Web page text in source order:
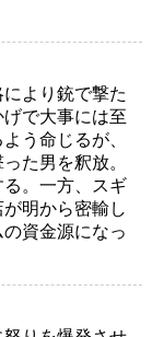
より銃で撃た
で大事には至
う命じるが、
た男を釈放。
。一方、スギ
明から密輸し
資金源になっ